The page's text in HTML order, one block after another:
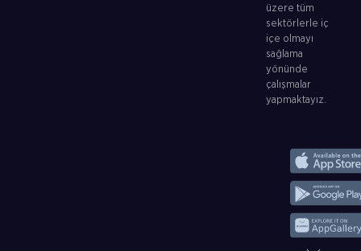
üzere tüm
sektörlerle iç
içe olmayı
sağlama
yönünde
çalışmalar
yapmaktayız.